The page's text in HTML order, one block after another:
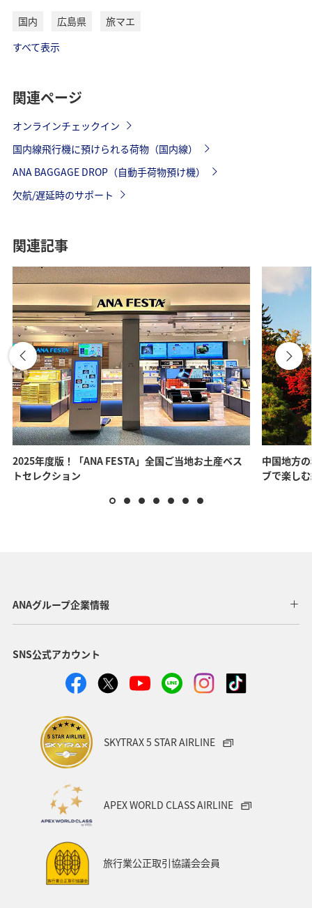
国内 広島県
旅マエ
すべて表示
関連ページ
オンラインチェックイン
国内線飛行機に預けられる荷物（国内線）
ANA BAGGAGE DROP（自動手荷物預け機）
欠航/遅延時のサポート
関連記事
2025年度版！「ANA FESTA」全国ご当地お土産ベス
トセレクション
中国地方
ブで楽し
ANAグループ企業情報
SNS公式アカウント
SKYTRAX 5 STAR AIRLINE
APEX WORLD CLASS AIRLINE
旅行業公正取引協議会会員